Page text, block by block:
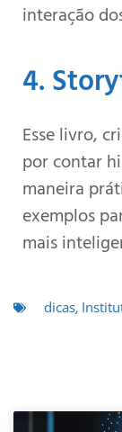
interação
4.
Esse livro,
por contar
maneira
exemplos
mais
dicas,